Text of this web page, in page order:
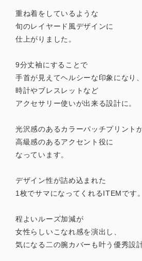
重ね着をしているような
旬のレイヤード風デザインに
仕上がりました。
9分丈袖にすることで
手首が見えてヘルシーな印象になり、
時計やブレスレットなど
アクセサリー使いが出来る設計に。
光沢感のあるカラーパッチプリント
高級感のあるアクセント役に
なっています。
デザイン性が詰め込まれた
1枚でサマになってくれるITEMです。
程よいルーズ加減が
女性らしいこなれ感を演出し、
気になる二の腕カバーも叶う優秀設